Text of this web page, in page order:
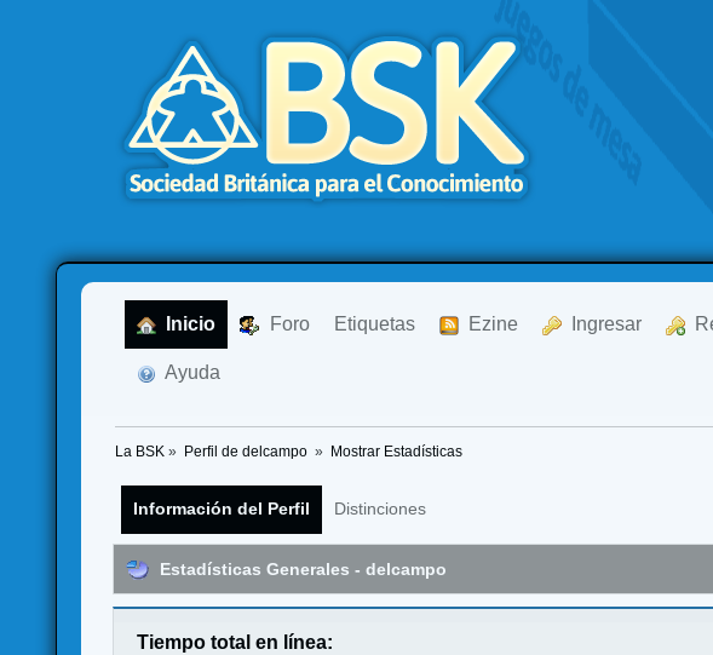
Inicio Foro Etiquetas Ezine Ingresar
Ayuda
La BSK » Perfil de delcampo » Mostrar Estadísticas
Información del Perfil Distinciones
Estadísticas Generales - delcampo
Tiempo total en línea: